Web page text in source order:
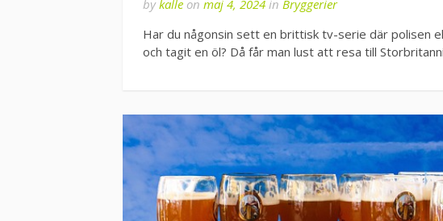
bykalle on maj 4, 2024 in Bryggerier
Har du någonsin sett en brittisk tv-serie där polisen
och tagit en öl? Då får man lust att resa till